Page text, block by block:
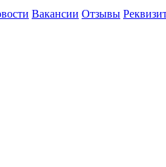
Вакансии Отзывы